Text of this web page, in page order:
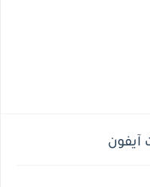
آيفون